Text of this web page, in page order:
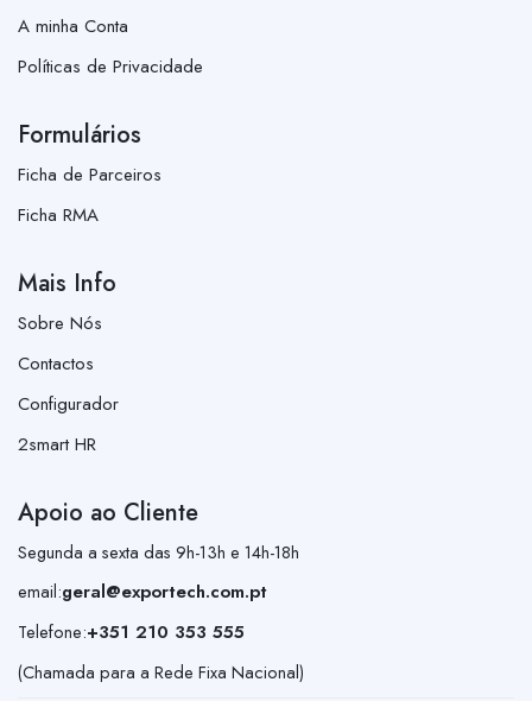
A minha Conta
Políticas de Privacidade
Formulários
Ficha de Parceiros
Ficha RMA
Mais Info
Sobre Nós
Contactos
Configurador
2smart HR
Apoio ao Cliente
Segunda a sexta das 9h-13h e 14h-18h
email:geral@exportech.com.pt
Telefone:+351 210 353 555
(Chamada para a Rede Fixa Nacional)